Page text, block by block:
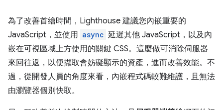
為了改善首繪時間，Lighthouse 建議您內嵌重要的
JavaScript，並使用 async 延遲其他 JavaScript，以及內
嵌在可視區域上方使用的關鍵 CSS。這麼做可消除伺服器
來回往返，以便擷取會妨礙顯示的資產，進而改善效能。不
過，從開發人員的角度來看，內嵌程式碼較難維護，且無法
由瀏覽器個別快取。